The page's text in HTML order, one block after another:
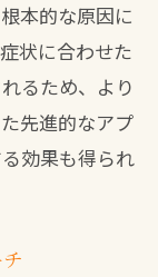
本的な原因に
状に合わせた
るため、より
先進的なアプ
効果も得られ